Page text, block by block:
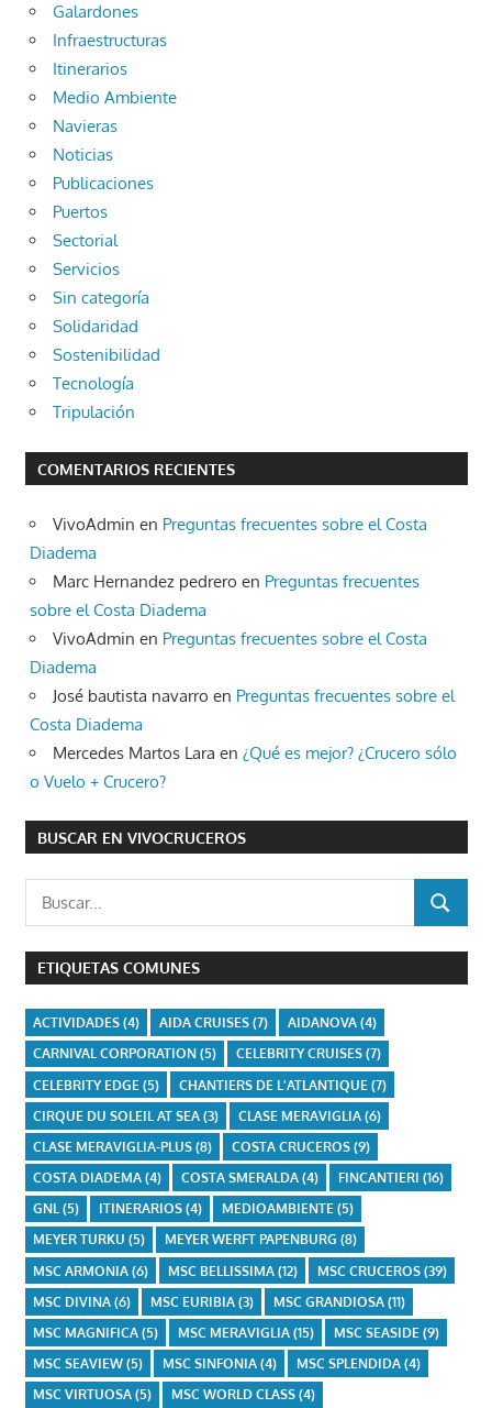
Galardones
Infraestructuras
Itinerarios
Medio Ambiente
Navieras
Noticias
Publicaciones
Puertos
Sectorial
Servicios
Sin categoría
Solidaridad
Sostenibilidad
Tecnología
Tripulación
COMENTARIOS RECIENTES
VivoAdmin en Preguntas frecuentes sobre el Costa
Diadema
Marc Hernandez pedrero en Preguntas frecuentes
sobre el Costa Diadema
VivoAdmin en Preguntas frecuentes sobre el Costa
Diadema
José bautista navarro en Preguntas frecuentes sobre el
Costa Diadema
Mercedes Martos Lara en ¿Qué es mejor? ¿Crucero sólo
o Vuelo + Crucero?
BUSCAR EN VIVOCRUCEROS
Buscar:
BUSCAR
ETIQUETAS COMUNES
ACTIVIDADES(4) AIDA CRUISES(7) AIDANOVA(4)
CARNIVAL CORPORATION(5) CELEBRITY CRUISES(7)
CELEBRITY EDGE (5) CHANTIERS DE L'ATLANTIQUE (7)
CIRQUE DU SOLEIL AT SEA(3) CLASE MERAVIGLIA(6)
CLASE MERAVIGLIA-PLUS(8) COSTA CRUCEROS(9)
COSTA DIADEMA(4) COSTA SMERALDA(4) FINCANTIERI (16)
GNL(5) ITINERARIOS(4) MEDIOAMBIENTE(5)
MEYER TURKU (5) MEYER WERFT PAPENBURG (8)
MSC ARMONIA(6) MSC BELLISSIMA(12) MSC CRUCEROS(39)
MSC DIVINA(6) MSC EURIBIA(3) MSC GRANDIOSA(11)
MSC MAGNIFICA(5) MSC MERAVIGLIA(15) MSC SEASIDE(9)
MSC SEAVIEW(5) MSC SINFONIA(4) MSC SPLENDIDA(4)
MSC VIRTUOSA(5) MSC WORLD CLASS(4)